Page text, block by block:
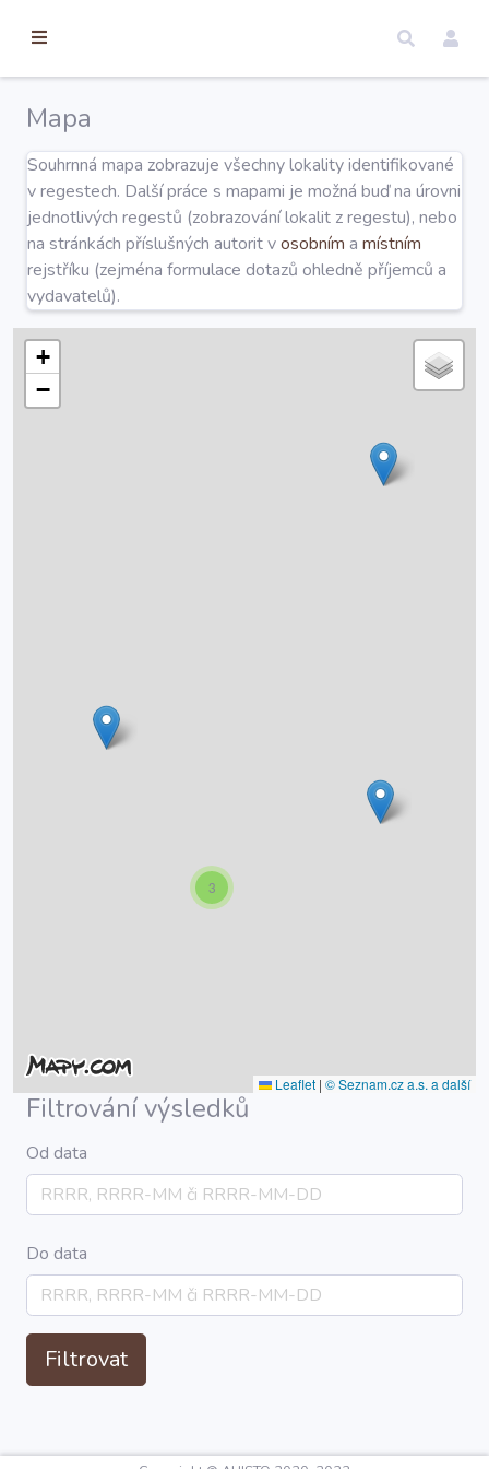
Úvod
Edice
Regesty
Hledat
Mapa
Souhrnná mapa zobrazuje všechny lokality identifikované
v regestech. Další práce s mapami je možná buď na úrovni
jednotlivých regestů (zobrazování lokalit z regestu), nebo
na stránkách příslušných autorit vosobním a místním
rejstříku (zejména formulace dotazů ohledně příjemců a
vydavatelů).
3
+
−
Leaflet | © Seznam.cz a.s. a další
Filtrování výsledků
Od data
Do data
Filtrovat